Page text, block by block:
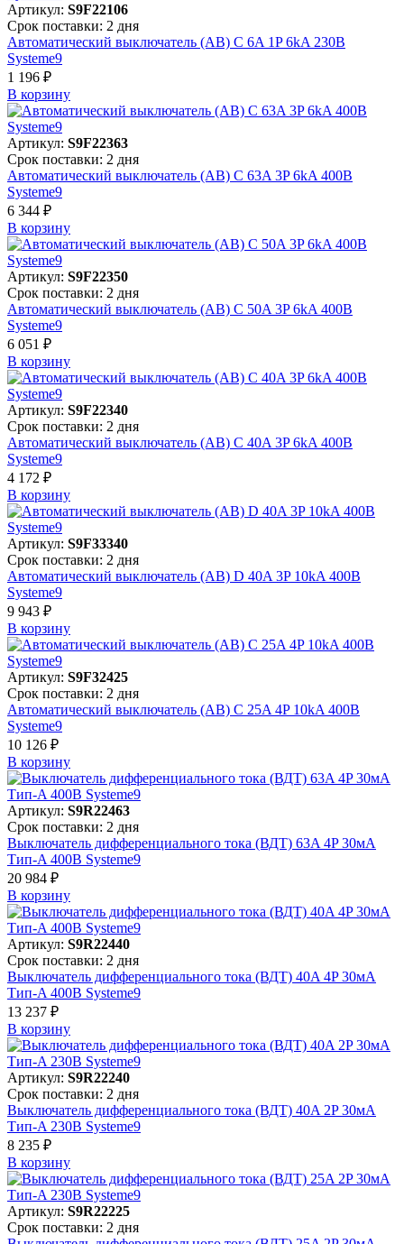
Артикул: S9F22106
Срок поставки: 2 дня
Автоматический выключатель (АВ) C 6A 1P 6kA 230В
Systeme9
1 196 ₽
В корзинy
Артикул: S9F22363
Срок поставки: 2 дня
Автоматический выключатель (АВ) C 63A 3P 6kA 400В
Systeme9
6 344 ₽
В корзинy
Артикул: S9F22350
Срок поставки: 2 дня
Автоматический выключатель (АВ) C 50A 3P 6kA 400В
Systeme9
6 051 ₽
В корзинy
Артикул: S9F22340
Срок поставки: 2 дня
Автоматический выключатель (АВ) C 40A 3P 6kA 400В
Systeme9
4 172 ₽
В корзинy
Артикул: S9F33340
Срок поставки: 2 дня
Автоматический выключатель (АВ) D 40A 3P 10kA 400В
Systeme9
9 943 ₽
В корзинy
Артикул: S9F32425
Срок поставки: 2 дня
Автоматический выключатель (АВ) C 25A 4P 10kA 400В
Systeme9
10 126 ₽
В корзинy
Артикул: S9R22463
Срок поставки: 2 дня
Выключатель дифференциального тока (ВДТ) 63A 4P 30мА
Тип-A 400В Systeme9
20 984 ₽
В корзинy
Артикул: S9R22440
Срок поставки: 2 дня
Выключатель дифференциального тока (ВДТ) 40A 4P 30мА
Тип-A 400В Systeme9
13 237 ₽
В корзинy
Артикул: S9R22240
Срок поставки: 2 дня
Выключатель дифференциального тока (ВДТ) 40A 2P 30мА
Тип-A 230В Systeme9
8 235 ₽
В корзинy
Артикул: S9R22225
Срок поставки: 2 дня